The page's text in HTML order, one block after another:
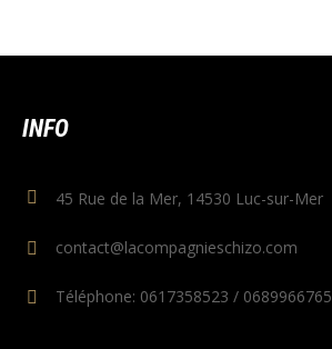
INFO
45 Rue de la Mer, 14530 Luc-sur-Mer
contact@lacompagnieschizo.com
Téléphone: 0617358523 / 0689966765